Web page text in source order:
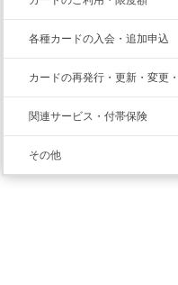
各種カードの入会・追加申込
カードの再発行・更新・変更
関連サービス・付帯保険
その他